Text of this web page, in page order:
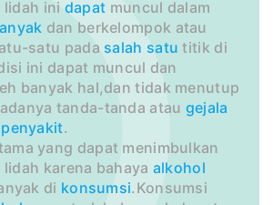
ini dapat muncul dalam
dan berkelompok atau
satu pada salah satu titik di
ini dapat muncul dan
banyak hal,dan tidak menutup
tanda-tanda atau gejala
penyakit.
yang dapat menimbulkan
karena bahaya alkohol
di konsumsi.Konsumsi